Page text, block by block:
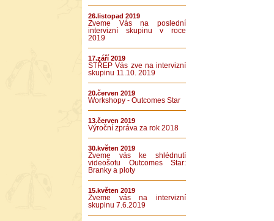
26.listopad 2019
Zveme Vás na poslední
intervizní skupinu v roce
2019
17.září 2019
STŘEP Vás zve na intervizní
skupinu 11.10. 2019
20.červen 2019
Workshopy - Outcomes Star
13.červen 2019
Výroční zpráva za rok 2018
30.květen 2019
Zveme vás ke shlédnutí
videošotu Outcomes Star:
Branky a ploty
15.květen 2019
Zveme vás na intervizní
skupinu 7.6.2019